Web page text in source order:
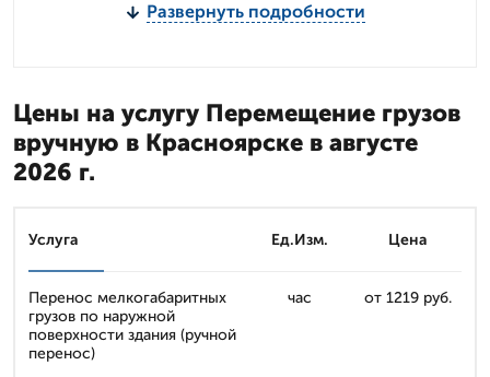
Развернуть подробности
Цены на услугу Перемещение грузов
вручную в Красноярске в августе
2026 г.
Услуга Ед.Изм. Цена
Перенос мелкогабаритных
грузов по наружной
поверхности здания (ручной
перенос)
час от 1219 руб.